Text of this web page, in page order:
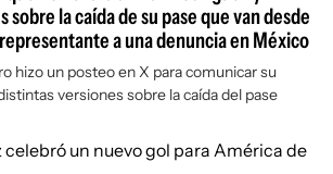
la caída de su pase que van desde
a una denuncia en México
hizo un posteo en X para comunicar su
versiones sobre la caída del pase